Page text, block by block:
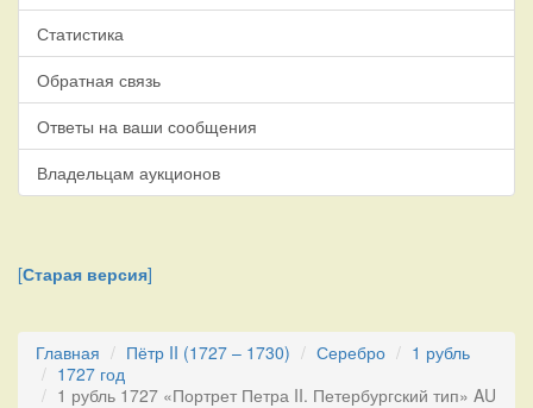
Статистика
Обратная связь
Ответы на ваши сообщения
Владельцам аукционов
[Старая версия]
Главная Пётр II (1727 – 1730) Серебро
1 рубль
1727 год
1 рубль 1727 «Портрет Петра II. Петербургский тип» AU